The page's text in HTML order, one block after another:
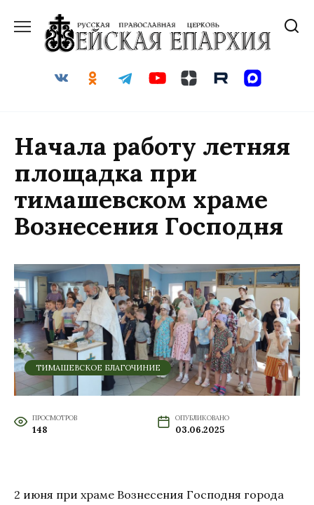
содержанию
Начала работу летняя
площадка при
тимашевском храме
Вознесения Господня
ТИМАШЕВСКОЕ БЛАГОЧИНИЕ
ПРОСМОТРОВ
148
ОПУБЛИКОВАНО
03.06.2025
2 июня при храме Вознесения Господня города